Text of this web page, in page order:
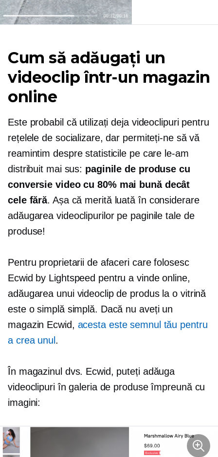
Cum să adăugați un
videoclip într-un magazin
online
Este probabil că utilizați deja videoclipuri pentru
rețelele de socializare, dar permiteți-ne să vă
reamintim despre statisticile pe care le-am
distribuit mai sus: paginile de produse cu
conversie video cu 80% mai bună decât
cele fără. Așa că merită luată în considerare
adăugarea videoclipurilor pe paginile tale de
produse!
Pentru proprietarii de afaceri care folosesc
Ecwid by Lightspeed pentru a vinde online,
adăugarea unui videoclip de produs la o vitrină
este o simplă simplă. Dacă nu aveți un
magazin Ecwid, acesta este semnul tău pentru
a crea unul .
În magazinul dvs. Ecwid, puteți adăuga
videoclipuri în galeria de produse împreună cu
imagini: